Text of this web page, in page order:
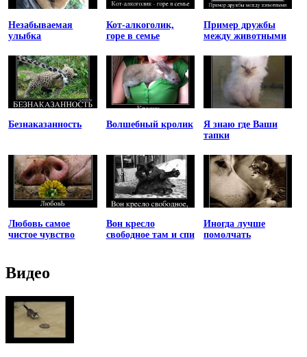
Незабываемая
улыбка
Кот-алкоголик,
горе в семье
Пример дружбы
между животными
Безнаказанность Волшебный кролик
Я знаю где Ваши
тапки
Любовь самое
чистое чувство
Вон кресло
свободное там и спи
Иногда лучше
помолчать
Видео